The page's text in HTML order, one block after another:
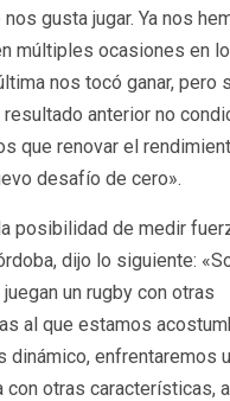
gusta jugar. Ya nos
múltiples ocasiones en
nos tocó ganar, pero
anterior no
que renovar el
desafío de cero».
posibilidad de medir
dijo lo siguiente:
un rugby con otras
al que estamos
dinámico, enfrentaremos
con otras características,